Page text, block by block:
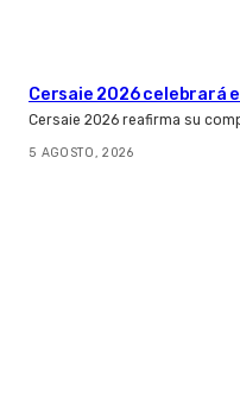
Cersaie 2026 celebrará
Cersaie 2026 reafirma su
5 AGOSTO, 2026